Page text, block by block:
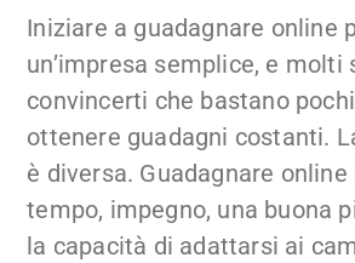
Iniziare a guadagnare online
un’impresa semplice, e
convincerti che bastano
ottenere guadagni costanti.
è diversa. Guadagnare online
tempo, impegno, una buona
la capacità di adattarsi ai